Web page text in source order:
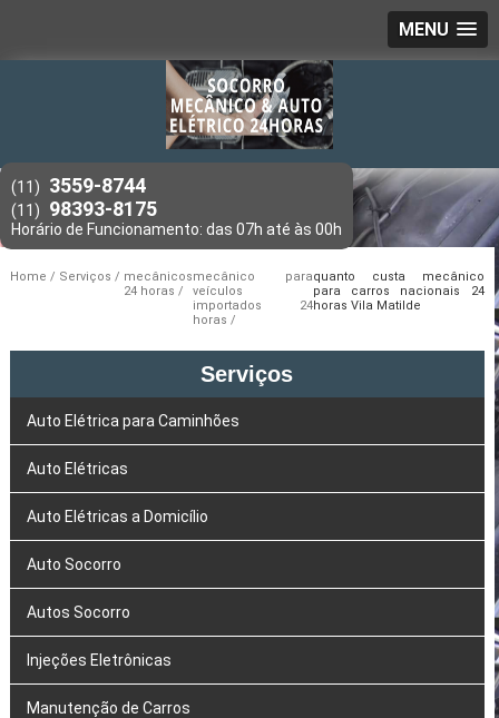
MENU
(11) 3559-8744
(11) 98393-8175
Home Serviços
mecânicos
24 horas
mecânico para
veículos
importados 24
horas
quanto custa mecânico
para carros nacionais 24
horas Vila Matilde
Serviços
Auto Elétrica para Caminhões
Auto Elétricas
Auto Elétricas a Domicílio
Auto Socorro
Autos Socorro
Injeções Eletrônicas
Manutenção de Carros